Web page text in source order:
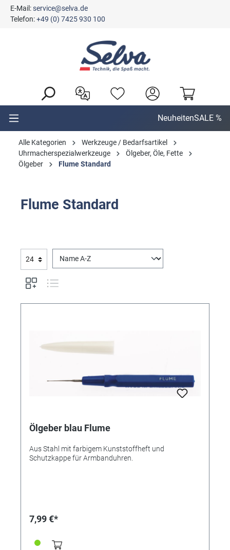
springen
E-Mail:service@selva.de
Telefon:+49 (0) 7425 930 100
NeuheitenSALE %
Alle Kategorien
Werkzeuge / Bedarfsartikel
Uhrmacherspezialwerkzeuge
Ölgeber, Öle, Fette
Ölgeber
Flume Standard
Flume Standard
Ölgeber blau Flume
Aus Stahl mit farbigem Kunststoffheft und
Schutzkappe für Armbanduhren.
7,99 €*